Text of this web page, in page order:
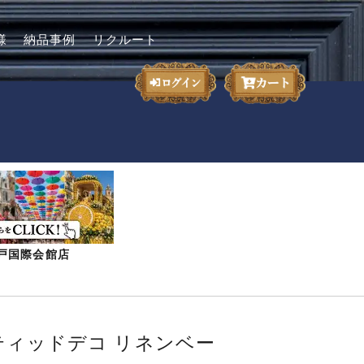
納品事例 リクルート
国際会館店
ッドデコ リネンベー